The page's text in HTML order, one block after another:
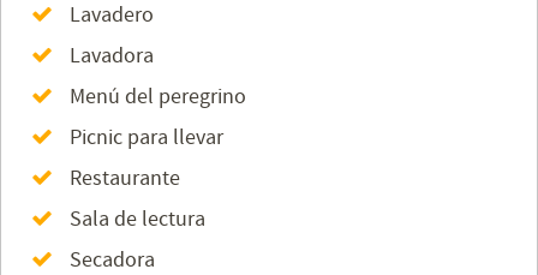
Lavadero
Lavadora
Menú del peregrino
Picnic para llevar
Restaurante
Sala de lectura
Secadora